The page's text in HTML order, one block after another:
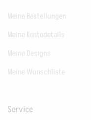
Meine Bestellungen
Meine Kontodetails
Meine Designs
Meine Wunschliste
Service